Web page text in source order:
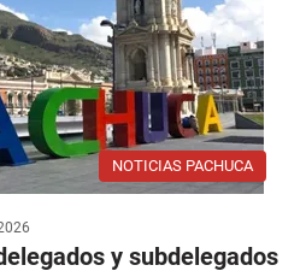
NOTICIAS PACHUCA
y subdelegados